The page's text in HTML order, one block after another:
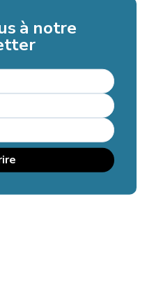
à notre